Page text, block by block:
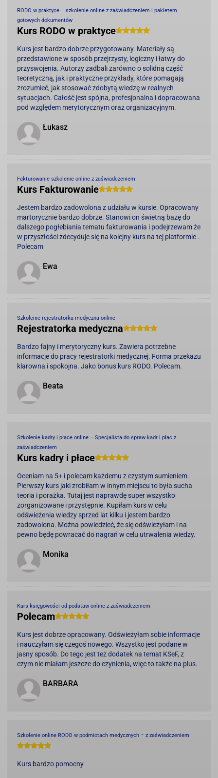
RODO w praktyce – szkolenie online z zaświadczeniem i pakietem
gotowych dokumentów
Kurs RODO w praktyce
Kurs jest bardzo dobrze przygotowany. Materiały są
przedstawione w sposób przejrzysty, logiczny i łatwy do
przyswojenia. Autorzy zadbali zarówno o solidną część
teoretyczną, jak i praktyczne przykłady, które pomagają
zrozumieć, jak stosować zdobytą wiedzę w realnych
sytuacjach. Całość jest spójna, profesjonalna i dopracowana
pod względem merytorycznym oraz organizacyjnym.
Łukasz
Fakturowanie szkolenie online z zaświadczeniem
Kurs Fakturowanie
Jestem bardzo zadowolona z udziału w kursie. Opracowany
martorycznie bardzo dobrze. Stanowi on świetną bazę do
dalszego pogłebiania tematu fakturowania i podejrzewam że
w przyszłości zdecyduje się na kolejny kurs na tej platformie .
Polecam
Ewa
Szkolenie rejestratorka medyczna online
Rejestratorka medyczna
Bardzo fajny i merytoryczny kurs. Zawiera potrzebne
informacje do pracy rejestratorki medycznej. Forma przekazu
klarowna i spokojna. Jako bonus kurs RODO. Polecam.
Beata
Szkolenie kadry i płace online – Specjalista do spraw kadr i płac z
zaświadczeniem
Kurs kadry i płace
Oceniam na 5+ i polecam każdemu z czystym sumieniem.
Pierwszy kurs jaki zrobiłam w innym miejscu to była sucha
teoria i porażka. Tutaj jest naprawdę super wszystko
zorganizowane i przystępnie. Kupiłam kurs w celu
odświeżenia wiedzy sprzed lat kilku i jestem bardzo
zadowolona. Można powiedzieć, że się odświeżyłam i na
pewno będę powracać do nagrań w celu utrwalenia wiedzy.
Monika
Kurs księgowości od podstaw online z zaświadczeniem
Polecam
Kurs jest dobrze opracowany. Odświeżyłam sobie informacje
i nauczyłam się czegoś nowego. Wszystko jest podane w
jasny sposób. Do tego jest też dodatek na temat KSeF, z
czym nie miałam jeszcze do czynienia, więc to także na plus.
BARBARA
Szkolenie online RODO w podmiotach medycznych – z zaświadczeniem
Kurs bardzo pomocny